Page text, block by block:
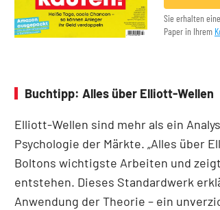
Sie erhalten
Paper in Ihrem
Buchtipp: Alles über Elliott-Wellen
Elliott-Wellen sind mehr als ein
Psychologie der Märkte. „Alles über
Boltons wichtigste Arbeiten und
entstehen. Dieses Standardwerk
Anwendung der Theorie – ein